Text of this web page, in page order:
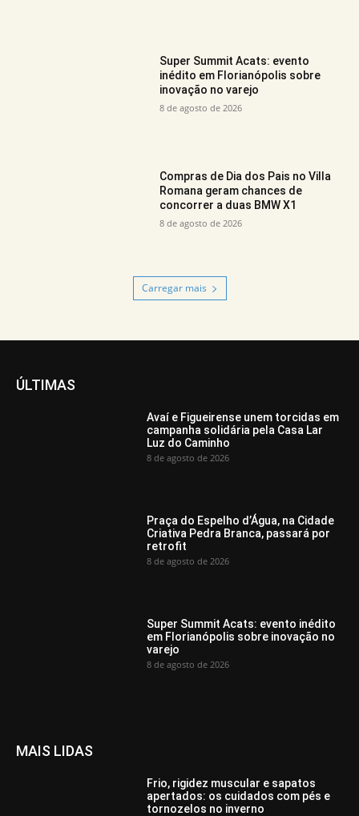
Super Summit Acats: evento
inédito em Florianópolis sobre
inovação no varejo
8 de agosto de 2026
Compras de Dia dos Pais no Villa
Romana geram chances de
concorrer a duas BMW X1
8 de agosto de 2026
Carregar mais
ÚLTIMAS
Avaí e Figueirense unem torcidas em
campanha solidária pela Casa Lar
Luz do Caminho
8 de agosto de 2026
Praça do Espelho d’Água, na Cidade
Criativa Pedra Branca, passará por
retrofit
8 de agosto de 2026
Super Summit Acats: evento inédito
em Florianópolis sobre inovação no
varejo
8 de agosto de 2026
MAIS LIDAS
Frio, rigidez muscular e sapatos
apertados: os cuidados com pés e
tornozelos no inverno